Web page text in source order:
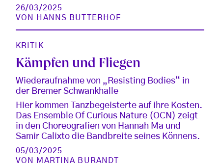
26/03/2025
VON
HANNS BUTTERHOF
KRITIK
Kämpfen und Fliegen
Wiederaufnahme von „Resisting Bodies“ in
der Bremer Schwankhalle
Hier kommen Tanzbegeisterte auf ihre Kosten.
Das Ensemble Of Curious Nature (OCN) zeigt
in den Choreografien von Hannah Ma und
Samir Calixto die Bandbreite seines Könnens.
05/03/2025
VON MARTINA BURANDT